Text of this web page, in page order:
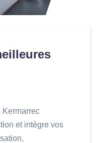
Kermarrec
et intègre vos